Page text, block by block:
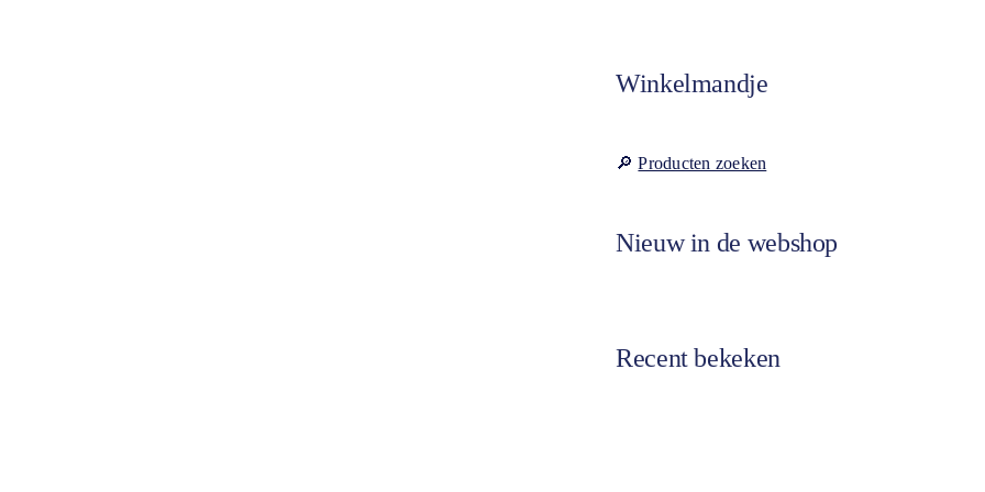
Winkelmandje
🔎Producten zoeken
Nieuw in de webshop
Recent bekeken